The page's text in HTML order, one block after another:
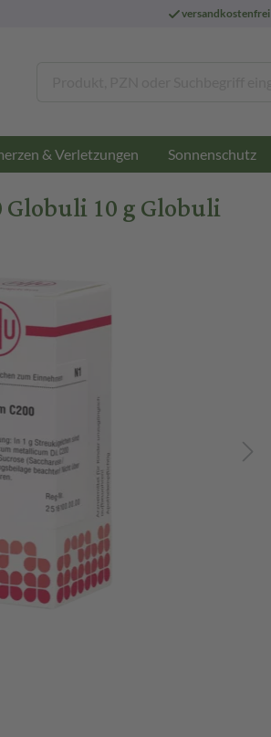
versandkostenfrei
& Verletzungen Sonnenschutz
Globuli 10 g Globuli